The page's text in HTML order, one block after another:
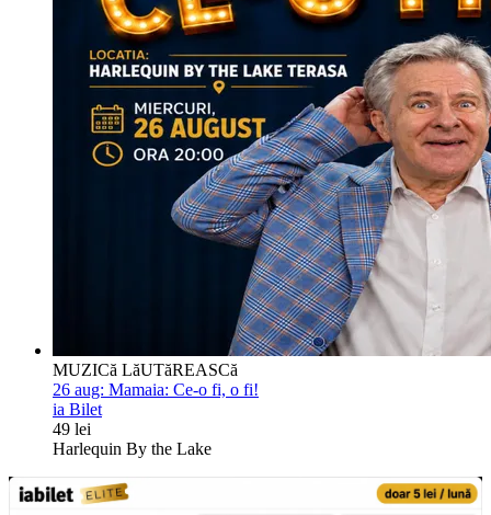
MUZICă LăUTăREASCă
26 aug: Mamaia: Ce-o fi, o fi!
ia Bilet
49 lei
Harlequin By the Lake